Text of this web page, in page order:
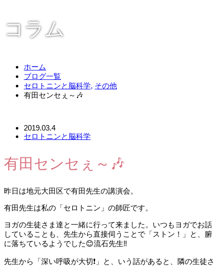
コラム
ホーム
ブログ一覧
セロトニンと脳科学, その他
有田センセぇ～🎶
2019.03.4
セロトニンと脳科学
有田センセぇ～🎶
昨日は地元大田区で有田先生の講演会。
有田先生は私の「セロトニン」の師匠です。
ヨガの生徒さま達と一緒に行って来ました。いつもヨガでお話
していることも、先生から直接伺うことで「ストン！」と、腑
に落ちているようでした😊流石先生‼️
先生から「深い呼吸が大切❗」と、いう話があると、隣の生徒さ